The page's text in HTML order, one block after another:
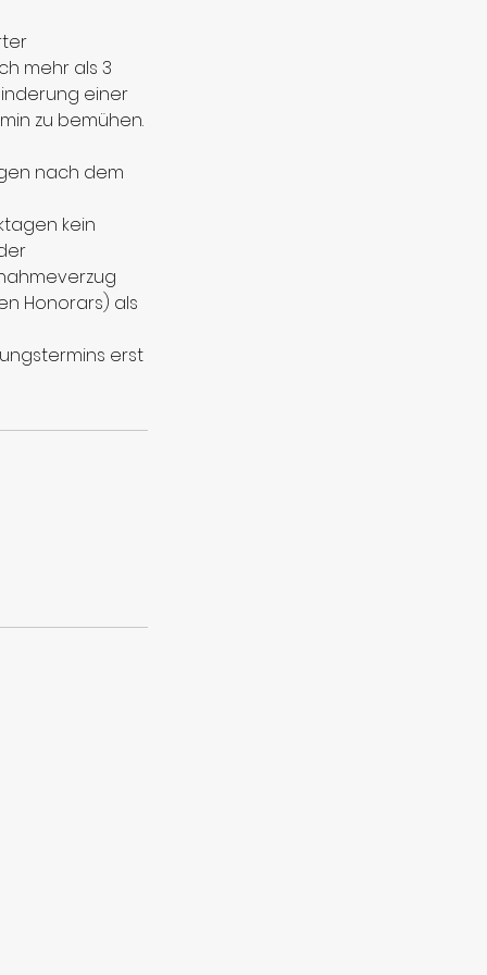
mehr als 3
einer
zu bemühen.
nach dem
kein
Honorars) als
erst